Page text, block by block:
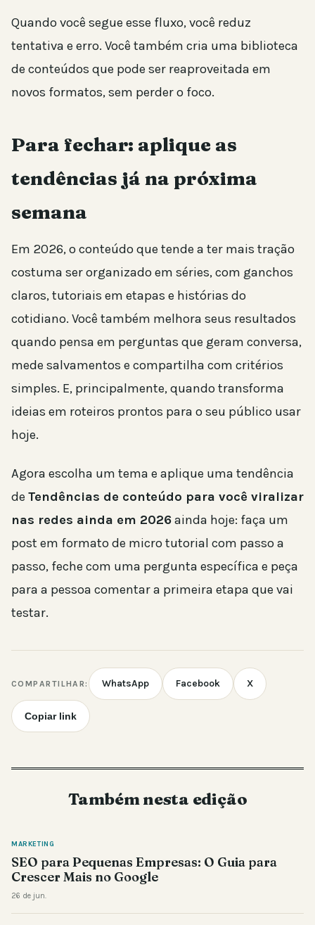
Quando você segue esse fluxo, você reduz
tentativa e erro. Você também cria uma biblioteca
de conteúdos que pode ser reaproveitada em
novos formatos, sem perder o foco.
Para fechar: aplique as
tendências já na próxima
semana
Em 2026, o conteúdo que tende a ter mais tração
costuma ser organizado em séries, com ganchos
claros, tutoriais em etapas e histórias do
cotidiano. Você também melhora seus resultados
quando pensa em perguntas que geram conversa,
mede salvamentos e compartilha com critérios
simples. E, principalmente, quando transforma
ideias em roteiros prontos para o seu público usar
hoje.
Agora escolha um tema e aplique uma tendência
de Tendências de conteúdo para você viralizar
nas redes ainda em 2026ainda hoje: faça um
post em formato de micro tutorial com passo a
passo, feche com uma pergunta específica e peça
para a pessoa comentar a primeira etapa que vai
testar.
COMPARTILHAR: WhatsApp Facebook X
Copiar link
Também nesta edição
MARKETING
SEO para Pequenas Empresas: O Guia para
Crescer Mais no Google
26 de jun.